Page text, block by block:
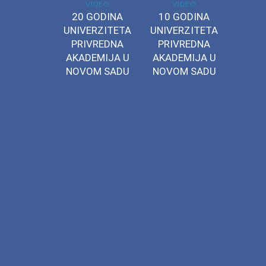
VIDEO
20 GODINA
UNIVERZITETA
PRIVREDNA
AKADEMIJA U
NOVOM SADU
VIDEO
10 GODINA
UNIVERZITETA
PRIVREDNA
AKADEMIJA U
NOVOM SADU